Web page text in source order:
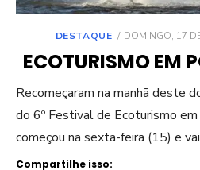
DESTAQUE
POSTED
DOMINGO, 17
ECOTURISMO EM
Recomeçaram na manhã deste
do 6º Festival de Ecoturismo
começou na sexta-feira (15) e
Compartilhe isso: